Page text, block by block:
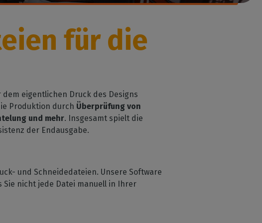
für die
eigentlichen Druck des Designs
Produktion durch Überprüfung von
und mehr. Insgesamt spielt die
der Endausgabe.
und Schneidedateien. Unsere Software
nicht jede Datei manuell in Ihrer